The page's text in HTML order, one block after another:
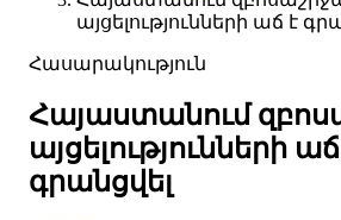
այցելությունների աճ է
Հասարակություն
Հայաստանում
այցելությունների
գրանցվել